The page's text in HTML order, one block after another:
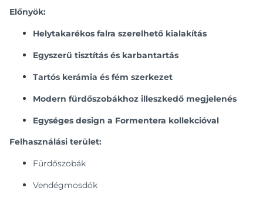
Előnyök:
Helytakarékos falra szerelhető kialakítás
Egyszerű tisztítás és karbantartás
Tartós kerámia és fém szerkezet
Modern fürdőszobákhoz illeszkedő megjelenés
Egységes design a Formentera kollekcióval
Felhasználási terület:
Fürdőszobák
Vendégmosdók